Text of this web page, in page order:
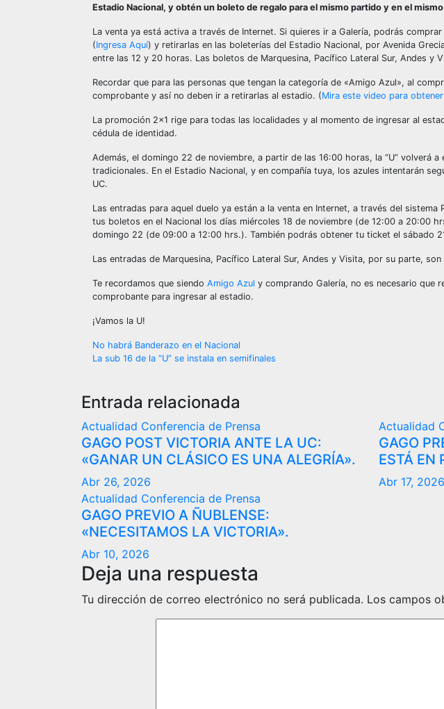
Estadio Nacional, y obtén un boleto de regalo para el mismo partido y en el
La venta ya está activa a través de Internet. Si quieres ir a Galería, podrás
(Ingresa Aquí) y retirarlas en las boleterías del Estadio Nacional, por Avenida
entre las 12 y 20 horas. Las boletos de Marquesina, Pacífico Lateral Sur, Andes y
Recordar que para las personas que tengan la categoría de «Amigo Azul», al
comprobante y así no deben ir a retirarlas al estadio. (Mira este video para
La promoción 2×1 rige para todas las localidades y al momento de ingresar al
cédula de identidad.
Además, el domingo 22 de noviembre, a partir de las 16:00 horas, la “U” volverá a
tradicionales. En el Estadio Nacional, y en compañía tuya, los azules intentarán
UC.
Las entradas para aquel duelo ya están a la venta en Internet, a través del
tus boletos en el Nacional los días miércoles 18 de noviembre (de 12:00 a 20:00
domingo 22 (de 09:00 a 12:00 hrs.). También podrás obtener tu ticket el sábado
Las entradas de Marquesina, Pacífico Lateral Sur, Andes y Visita, por su parte, son
Te recordamos que siendo Amigo Azul y comprando Galería, no es necesario que
comprobante para ingresar al estadio.
¡Vamos la U!
Navegación
entradas
No habrá Banderazo en el Nacional
La sub 16 de la “U” se instala en semifinales
Entrada relacionada
Actualidad Conferencia de Prensa
GAGO POST VICTORIA ANTE LA UC:
«GANAR UN CLÁSICO ES UNA ALEGRÍA».
Abr 26, 2026
Actualidad
GAGO
ESTÁ EN
Abr 17, 2026
Actualidad Conferencia de Prensa
GAGO PREVIO A ÑUBLENSE:
«NECESITAMOS LA VICTORIA».
Abr 10, 2026
Deja una respuesta
Tu dirección de correo electrónico no será publicada. Los campos